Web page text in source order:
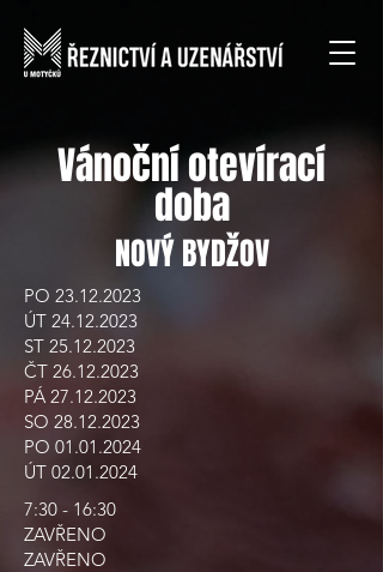
Vánoční otevírací
doba
NOVÝ BYDŽOV
PO 23.12.2023
ÚT 24.12.2023
ST 25.12.2023
ČT 26.12.2023
PÁ 27.12.2023
SO 28.12.2023
PO 01.01.2024
ÚT 02.01.2024
7:30 - 16:30
ZAVŘENO
ZAVŘENO